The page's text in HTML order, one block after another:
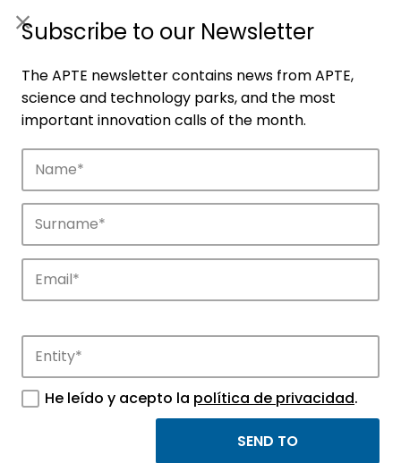
Companies
Discover the companies that drive
SCHENKER LOGISTICS
Subscribe to our Newsletter
The APTE newsletter contains news from APTE,
science and technology parks, and the most
important innovation calls of the month.
He leído y acepto la política de privacidad.